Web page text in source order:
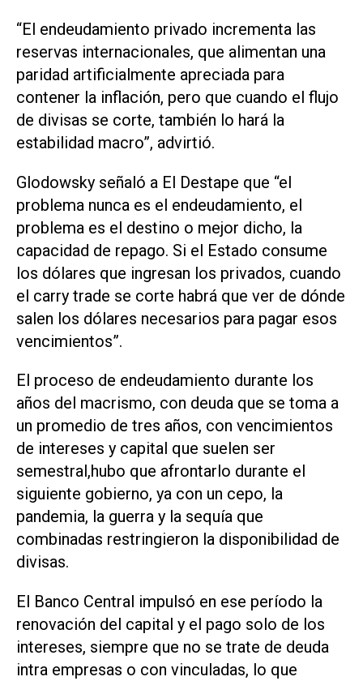
“El endeudamiento privado incrementa las
reservas internacionales, que alimentan una
paridad artificialmente apreciada para
contener la inflación, pero que cuando el flujo
de divisas se corte, también lo hará la
estabilidad macro”, advirtió.
Glodowsky señaló a El Destape que “el
problema nunca es el endeudamiento, el
problema es el destino o mejor dicho, la
capacidad de repago. Si el Estado consume
los dólares que ingresan los privados, cuando
el carry trade se corte habrá que ver de dónde
salen los dólares necesarios para pagar esos
vencimientos”.
El proceso de endeudamiento durante los
años del macrismo, con deuda que se toma a
un promedio de tres años, con vencimientos
de intereses y capital que suelen ser
semestral,hubo que afrontarlo durante el
siguiente gobierno, ya con un cepo, la
pandemia, la guerra y la sequía que
combinadas restringieron la disponibilidad de
divisas.
El Banco Central impulsó en ese período la
renovación del capital y el pago solo de los
intereses, siempre que no se trate de deuda
intra empresas o con vinculadas, lo que